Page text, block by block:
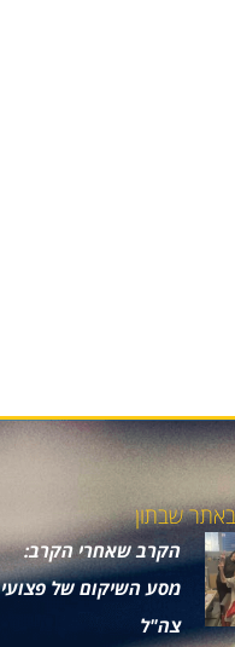
שבתון
הקרב שאחרי הקרב:
מסע השיקום של פצועי
צה"ל